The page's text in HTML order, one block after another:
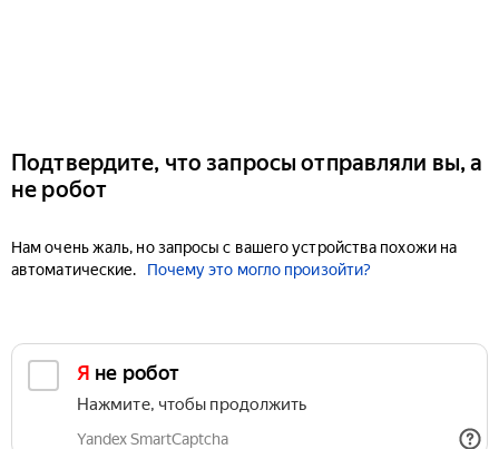
Подтвердите, что запросы отправляли вы, а
не робот
Нам очень жаль, но запросы с вашего устройства похожи на
автоматические.
Почему это могло произойти?
Я не робот
Нажмите, чтобы продолжить
Yandex SmartCaptcha